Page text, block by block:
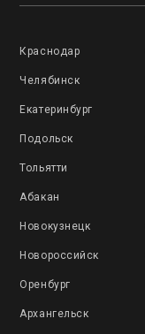
Краснодар
Челябинск
Екатеринбург
Подольск
Тольятти
Абакан
Новокузнецк
Новороссийск
Оренбург
Архангельск